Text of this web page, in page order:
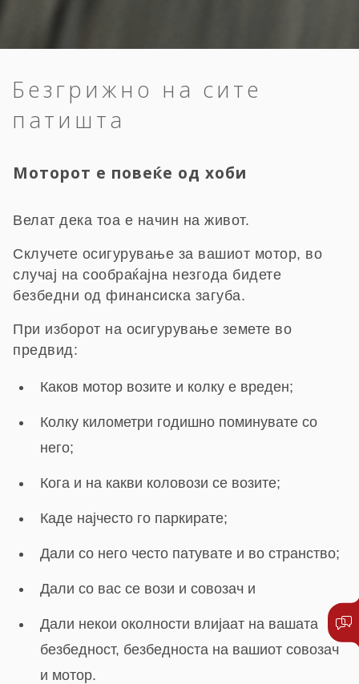
Безгрижно на сите
патишта
Моторот е повеќе од хоби
Велат дека тоа е начин на живот.
Склучете осигурување за вашиот мотор, во
случај на сообраќајна незгода бидете
безбедни од финансиска загуба.
При изборот на осигурување земете во
предвид:
Каков мотор возите и колку е вреден;
Колку километри годишно поминувате со
него;
Кога и на какви коловози се возите;
Каде најчесто го паркирате;
Дали со него често патувате и во странство;
Дали со вас се вози и совозач и
Дали некои околности влијаат на вашата
безбедност, безбедноста на вашиот совозач
и мотор.